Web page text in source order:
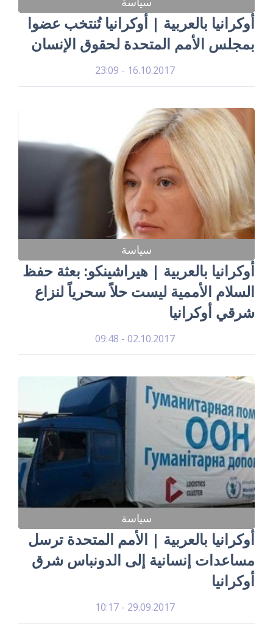
أوكرانيا بالعربية | أوكرانيا تُنتخب عضوا
بمجلس الأمم المتحدة لحقوق الإنسان
16.10.2017 - 23:09
سياسة
أوكرانيا بالعربية | هيراشينكو: بعثة حفظ
السلام الأممية ليست حلاً سحرياً لنزاع
شرقي أوكرانيا
02.10.2017 - 09:48
سياسة
أوكرانيا بالعربية | الأمم المتحدة ترسل
مساعدات إنسانية إلى الدونباس شرق
أوكرانيا
29.09.2017 - 10:17